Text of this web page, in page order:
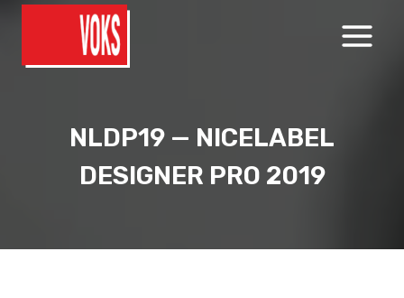
содержимому
NLDP19 — NICELABEL
DESIGNER PRO 2019